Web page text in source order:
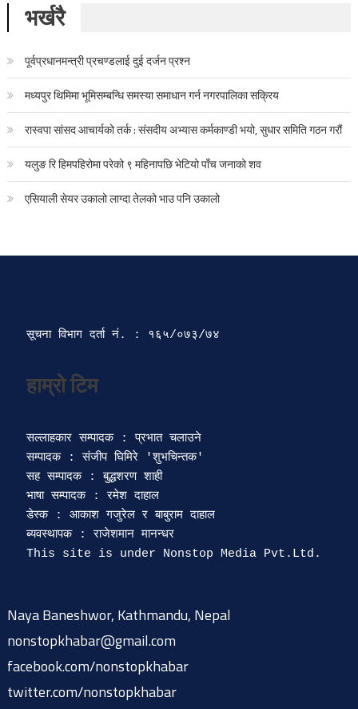
भर्खरै
पूर्वप्रधानमन्त्री प्रचण्डलाई दुई दर्जन प्रश्न
मध्यपुर थिमिमा भूमिसम्बन्धि समस्या समाधान गर्न नगरपालिका सक्रिय
रास्वपा सांसद आचार्यको तर्क : संसदीय अभ्यास कर्मकाण्डी भयो, सुधार समिति गठन गरौं
यलुङ रि हिमपहिरोमा परेको ९ महिनापछि भेटियो पाँच जनाको शव
एसियाली सेयर उकालो लाग्दा तेलको भाउ पनि उकालो
सूचना विभाग दर्ता‍ नं. : १६५/०७३/७४
हाम्रो टिम
सल्लाहकार सम्पादक : प्रभात चलाउने
सम्पादक : संजीप घिमिरे 'शुभचिन्तक'
सह सम्पादक : बुद्धशरण शाही
भाषा सम्पादक : रमेश दाहाल
डेस्क : आकाश गजुरेल र बाबुराम दाहाल
ब्यवस्थापक : राजेशमान मानन्धर
Naya Baneshwor, Kathmandu, Nepal
nonstopkhabar@gmail.com
facebook.com/nonstopkhabar
twitter.com/nonstopkhabar